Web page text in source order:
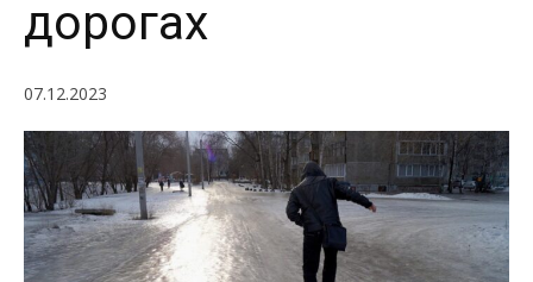
дорогах
07.12.2023